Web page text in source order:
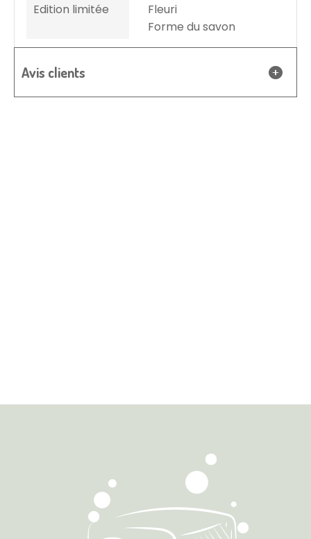
Edition limitée
Fleuri
Forme du savon
Avis clients